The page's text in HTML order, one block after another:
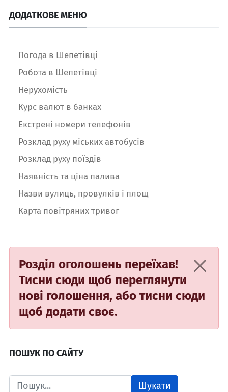
ДОДАТКОВЕ МЕНЮ
Погода в Шепетівці
Робота в Шепетівці
Нерухомість
Курс валют в банках
Екстрені номери телефонів
Розклад руху міських автобусів
Розклад руху поїздів
Наявність та ціна палива
Назви вулиць, провулків і площ
Карта повітряних тривог
Розділ оголошень переїхав!
Тисни сюди щоб переглянути
нові голошення, або тисни сюди
щоб додати своє.
ПОШУК ПО САЙТУ
Шукати